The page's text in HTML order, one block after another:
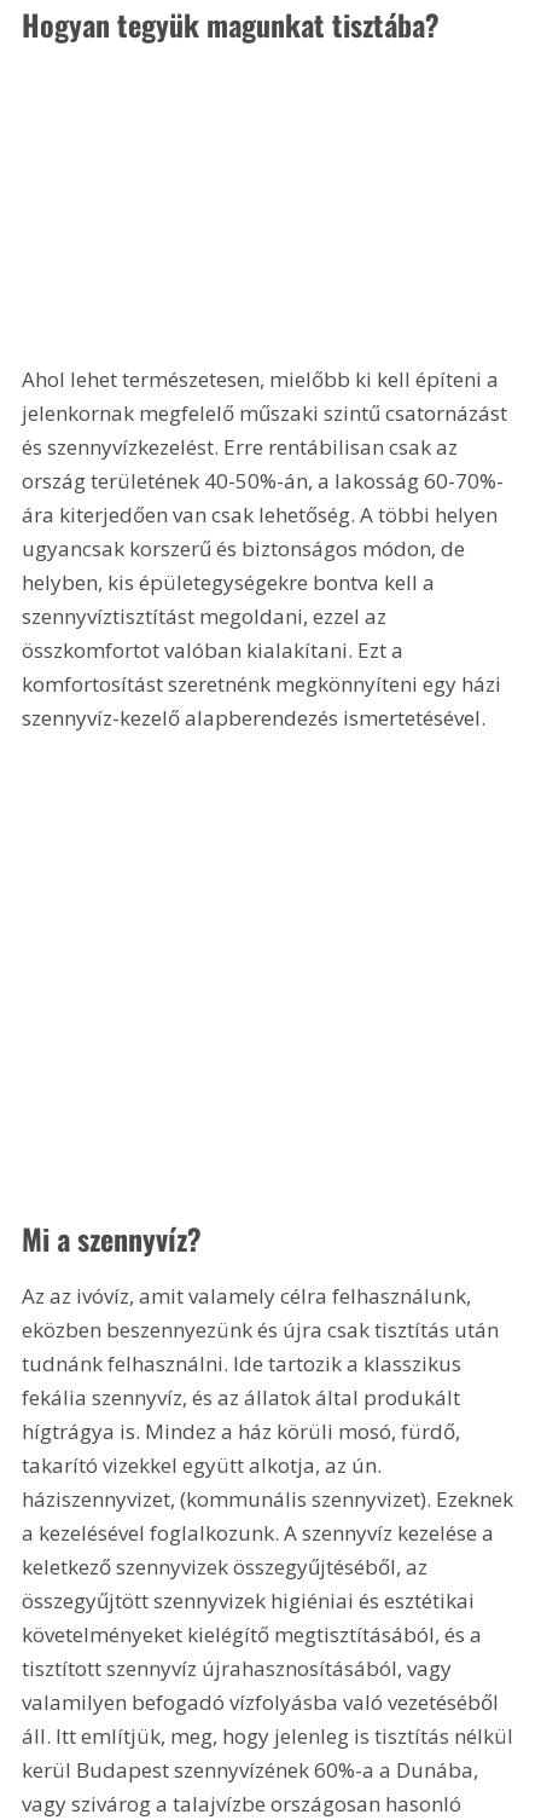
Hogyan tegyük magunkat tisztába?
Ahol lehet természetesen, mielőbb ki kell építeni a
jelenkornak megfelelő műszaki szintű csatornázást
és szennyvízkezelést. Erre rentábilisan csak az
ország területének 40-50%-án, a lakosság 60-70%-
ára kiterjedően van csak lehetőség. A többi helyen
ugyancsak korszerű és biztonságos módon, de
helyben, kis épületegységekre bontva kell a
szennyvíztisztítást megoldani, ezzel az
összkomfortot valóban kialakítani. Ezt a
komfortosítást szeretnénk megkönnyíteni egy házi
szennyvíz-kezelő alapberendezés ismertetésével.
Mi a szennyvíz?
Az az ivóvíz, amit valamely célra felhasználunk,
eközben beszennyezünk és újra csak tisztítás után
tudnánk felhasználni. Ide tartozik a klasszikus
fekália szennyvíz, és az állatok által produkált
hígtrágya is. Mindez a ház körüli mosó, fürdő,
takarító vizekkel együtt alkotja, az ún.
háziszennyvizet, (kommunális szennyvizet). Ezeknek
a kezelésével foglalkozunk. A szennyvíz kezelése a
keletkező szennyvizek összegyűjtéséből, az
összegyűjtött szennyvizek higiéniai és esztétikai
követelményeket kielégítő megtisztításából, és a
tisztított szennyvíz újrahasznosításából, vagy
valamilyen befogadó vízfolyásba való vezetéséből
áll. Itt említjük, meg, hogy jelenleg is tisztítás nélkül
kerül Budapest szennyvízének 60%-a a Dunába,
vagy szivárog a talajvízbe országosan hasonló